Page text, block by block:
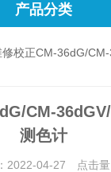
产品分类
修校正CM-36dG/
CM-
测色计
2022-04-27 点击量